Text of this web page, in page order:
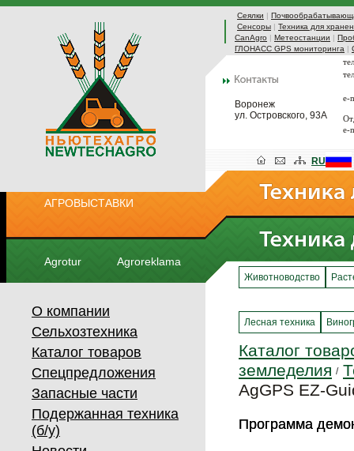
Сеялки |
Сенсоры | Техника для
CanAgro | Метеостанции |
ГЛОНАСС GPS мониторинга |
Воронеж
ул. Островского, 93А
e-
e-
АГРОВЫСТАВКИ
Agrotur Agroreklama
RU
О компании
Сельхозтехника
Каталог товаров
Спецпредложения
Запасные части
Подержанная техника
(б/у)
Животноводство
Лесная техника
Каталог
земледелия
AgGPS EZ-
Программа
Программа